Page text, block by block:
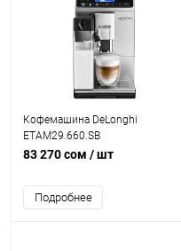
Кофемашина DeLonghi
ETAM29.660.SB
83 270 сом / шт
Подробнее